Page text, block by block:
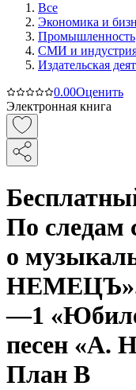
Все
Экономика и
Промышленность
СМИ и индустрия
Издательская
0.00Оценить
Электронная книга
По следам
о
НЕМЕЦЪ».
—1
песен
План В